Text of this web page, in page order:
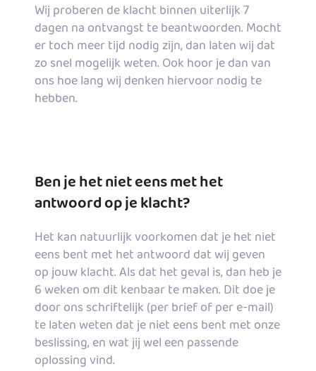
Wij proberen de klacht binnen uiterlijk 7
dagen na ontvangst te beantwoorden. Mocht
er toch meer tijd nodig zijn, dan laten wij dat
zo snel mogelijk weten. Ook hoor je dan van
ons hoe lang wij denken hiervoor nodig te
hebben.
Ben je het niet eens met het
antwoord op je klacht?
Het kan natuurlijk voorkomen dat je het niet
eens bent met het antwoord dat wij geven
op jouw klacht. Als dat het geval is, dan heb je
6 weken om dit kenbaar te maken. Dit doe je
door ons schriftelijk (per brief of per e-mail)
te laten weten dat je niet eens bent met onze
beslissing, en wat jij wel een passende
oplossing vind.